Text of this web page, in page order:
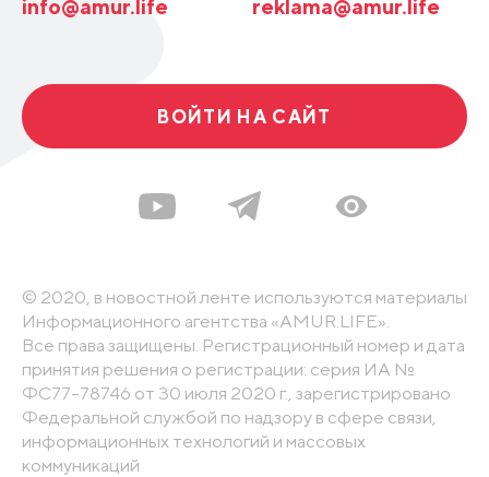
info@amur.life reklama@amur.life
ВОЙТИ НА САЙТ
© 2020, в новостной ленте используются материалы
Информационного агентства «AMUR.LIFE».
Все права защищены. Регистрационный номер и дата
принятия решения о регистрации: серия ИА №
ФС77-78746 от 30 июля 2020 г., зарегистрировано
Федеральной службой по надзору в сфере связи,
информационных технологий и массовых
коммуникаций